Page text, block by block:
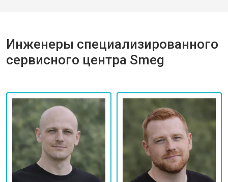
Инженеры специализированного
сервисного центра Smeg